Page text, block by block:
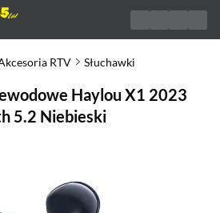
RTV Słuchawki
Haylou X1 2023
5.2 Niebieski